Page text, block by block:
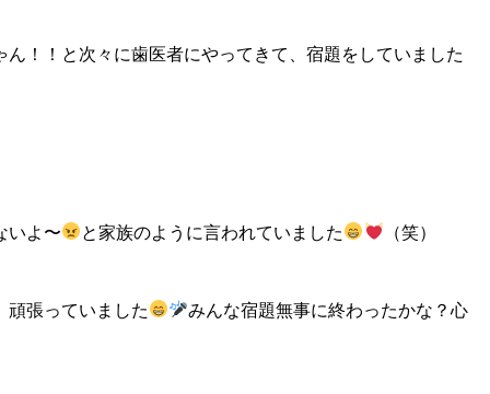
！！と次々に歯医者にやってきて、宿題をしていました
いよ〜 と家族のように言われていました （笑）
頑張っていました
みんな宿題無事に終わったかな？心